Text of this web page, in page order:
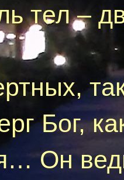
тел –
Бог,
Он